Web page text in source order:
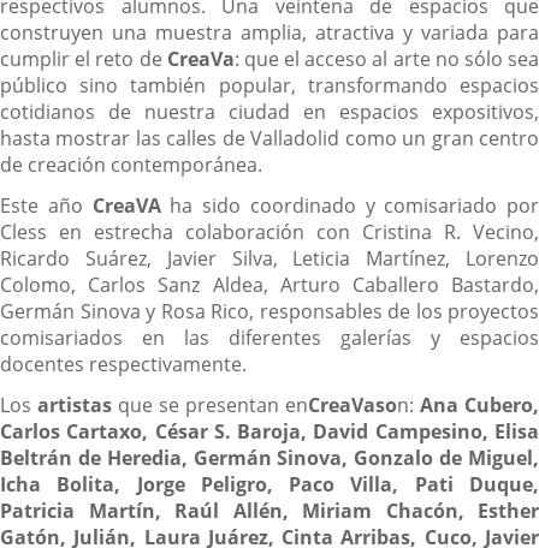
respectivos alumnos. Una veintena de espacios que
construyen una muestra amplia, atractiva y variada para
cumplir el reto de CreaVa: que el acceso al arte no sólo sea
público sino también popular, transformando espacios
cotidianos de nuestra ciudad en espacios expositivos,
hasta mostrar las calles de Valladolid como un gran centro
de creación contemporánea.
Este año CreaVAha sido coordinado y comisariado por
Cless en estrecha colaboración con Cristina R. Vecino,
Ricardo Suárez, Javier Silva, Leticia Martínez, Lorenzo
Colomo, Carlos Sanz Aldea, Arturo Caballero Bastardo,
Germán Sinova y Rosa Rico, responsables de los proyectos
comisariados en las diferentes galerías y espacios
docentes respectivamente.
Los artistas que se presentan enCreaVason: Ana Cubero,
Carlos Cartaxo, César S. Baroja, David Campesino, Elisa
Beltrán de Heredia, Germán Sinova, Gonzalo de Miguel,
Icha Bolita, Jorge Peligro, Paco Villa, Pati Duque,
Patricia Martín, Raúl Allén, Miriam Chacón, Esther
Gatón, Julián, Laura Juárez, Cinta Arribas, Cuco, Javier